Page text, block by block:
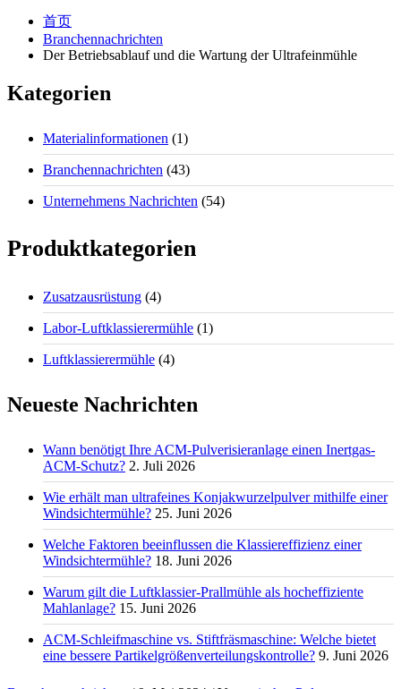
首页
Branchennachrichten
Der Betriebsablauf und die Wartung der Ultrafeinmühle
Kategorien
Materialinformationen (1)
Branchennachrichten (43)
Unternehmens Nachrichten (54)
Produktkategorien
Zusatzausrüstung (4)
Labor-Luftklassierermühle (1)
Luftklassierermühle (4)
Neueste Nachrichten
Wann benötigt Ihre ACM-Pulverisieranlage einen Inertgas-
ACM-Schutz? 2. Juli 2026
Wie erhält man ultrafeines Konjakwurzelpulver mithilfe einer
Windsichtermühle? 25. Juni 2026
Welche Faktoren beeinflussen die Klassiereffizienz einer
Windsichtermühle? 18. Juni 2026
Warum gilt die Luftklassier-Prallmühle als hocheffiziente
Mahlanlage? 15. Juni 2026
ACM-Schleifmaschine vs. Stiftfräsmaschine: Welche bietet
eine bessere Partikelgrößenverteilungskontrolle? 9. Juni 2026